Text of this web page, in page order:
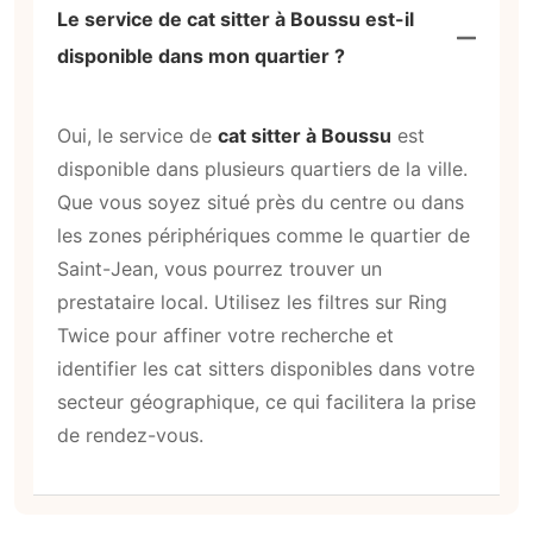
Le service de cat sitter à Boussu est-il
disponible dans mon quartier ?
Oui, le service de cat sitter à Boussu est
disponible dans plusieurs quartiers de la ville.
Que vous soyez situé près du centre ou dans
les zones périphériques comme le quartier de
Saint-Jean, vous pourrez trouver un
prestataire local. Utilisez les filtres sur Ring
Twice pour affiner votre recherche et
identifier les cat sitters disponibles dans votre
secteur géographique, ce qui facilitera la prise
de rendez-vous.